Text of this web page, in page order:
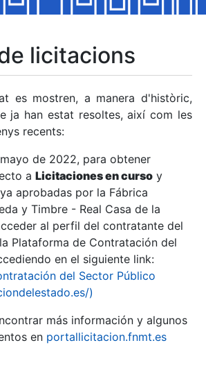
licitacions
es mostren, a manera d'històric,
ja han estat resoltes, així com les
recents:
de 2022, para obtener
a Licitaciones en curso y
ya aprobadas por la Fábrica
y Timbre - Real Casa de la
al perfil del contratante del
Plataforma de Contratación del
en el siguiente link:
del Sector Público
)
más información y algunos
en portallicitacion.fnmt.es